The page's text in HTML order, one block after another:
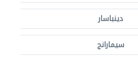
دينباسار
سيمارانج